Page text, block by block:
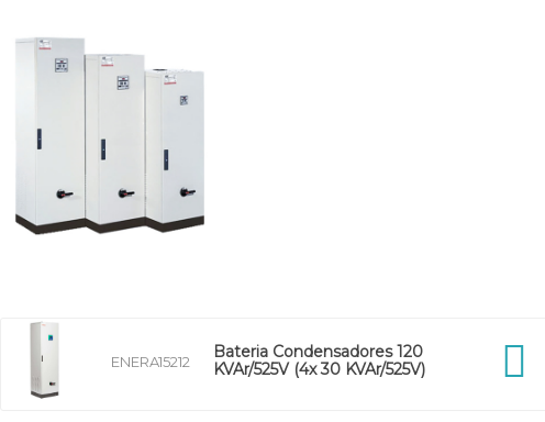
ENERA15212
Bateria Condensadores 120
KVAr/525V (4x 30 KVAr/525V)